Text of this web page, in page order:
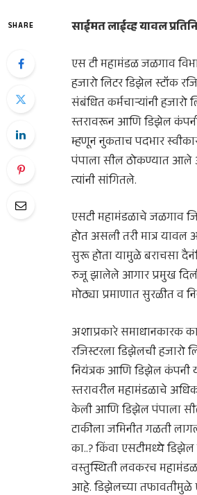
SHARE
साईमत लाईव्ह यावल
एस टी महामंडळ जळगाव
हजारो लिटर डिझेल स्टॉक
संबंधित कर्मचाऱ्यांनी
स्तरावरून आणि डिझेल
म्हणून नुकताच पदभार
पंपाला सील ठोकण्यात आले
त्यांनी सांगितले.
एसटी महामंडळाचे जळगाव
होत असली तरी मात्र यावल
सुरू होता यामुळे बराचसा
रुजू झालेले आगार प्रमुख
मोठ्या प्रमाणात सुरळीत व
अशाप्रकारे समाधानकारक
रजिस्टरला डिझेलची
नियंत्रक आणि डिझेल कंपनी
स्तरावरील महामंडळाचे
केली आणि डिझेल पंपाला
टाकीला जमिनीत गळती
का..? किंवा एसटीमध्ये
वस्तुस्थिती लवकरच
आहे. डिझेलच्या तफावतीमुळे